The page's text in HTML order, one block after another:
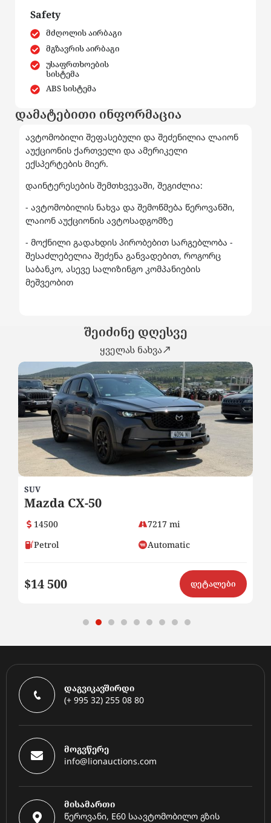
Safety
მძღოლის აირბაგი
მგზავრის აირბაგი
უსაფრთხოების
სისტემა
ABS სისტემა
დამატებითი ინფორმაცია
ავტომობილი შეფასებული და შეძენილია ლაიონ
აუქციონის ქართველი და ამერიკელი
ექსპერტების მიერ.
დაინტერესების შემთხვევაში, შეგიძლია:
- ავტომობილის ნახვა და შემოწმება წეროვანში,
ლაიონ აუქციონის ავტოსადგომზე
- მოქნილი გადახდის პირობებით სარგებლობა -
შესაძლებელია შეძენა განვადებით, როგორც
საბანკო, ასევე სალიზინგო კომპანიების
მეშვეობით
შეიძინე დღესვე
ყველას ნახვა
SUV
Mazda CX-50
14500
7217 mi
Petrol
Automatic
$14 500 დეტალები
დაგვიკავშირდი
(+ 995 32) 255 08 80
მოგვწერე
info@lionauctions.com
მისამართი
წეროვანი, E60 საავტომობილო გზის